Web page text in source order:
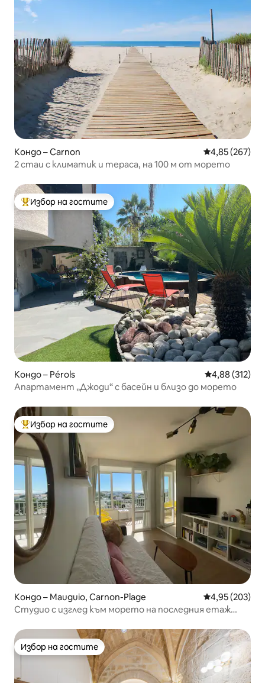
Кондо – Carnon Средна
4,85 (267)
2 стаи с климатик и тераса, на 100 м от морето
Най-популярен избор на гостите
Избор на гостите
Кондо – Pérols Средна
4,88 (312)
Апартамент „Джоди“ с басейн и близо до морето
Най-популярен избор на гостите
Избор на гостите
Кондо – Mauguio, Carnon-Plage Средна
4,95 (203)
Студио с изглед към морето на последния етаж
Избор на гостите
Избор на гостите